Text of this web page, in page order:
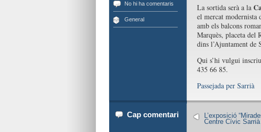
No hi ha comentaris
General
La sortida serà a la
el mercat modernista
amb els balcons
Marquès, placeta del
dins l’Ajuntament de
Qui s’hi vulgui
435 66 85.
Passejada per Sarrià
Cap comentari
L’exposició
Centre Cívic Sarrià